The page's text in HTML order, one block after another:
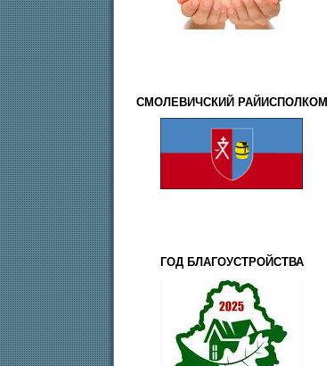
СМОЛЕВИЧСКИЙ РАЙИСПОЛКОМ
ГОД БЛАГОУСТРОЙСТВА